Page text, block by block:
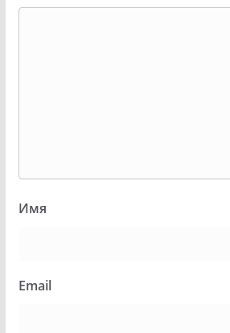
Имя
Email